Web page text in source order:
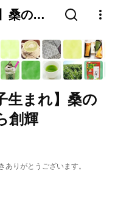
桑の青
生まれ】桑の
創輝
ありがとうございます。